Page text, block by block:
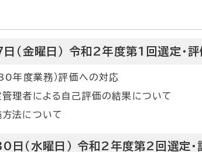
（金曜日） 令和2年度第1回選定・
年度業務）評価への対応
理者による自己評価の結果について
法について
（水曜日） 令和2年度第2回選定・